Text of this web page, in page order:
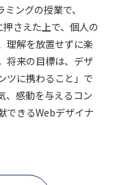
ングの授業で、
さえた上で、個人の
理解を放置せずに楽
将来の目標は、デザ
ツに携わること」で
、感動を与えるコン
できるWebデザイナ